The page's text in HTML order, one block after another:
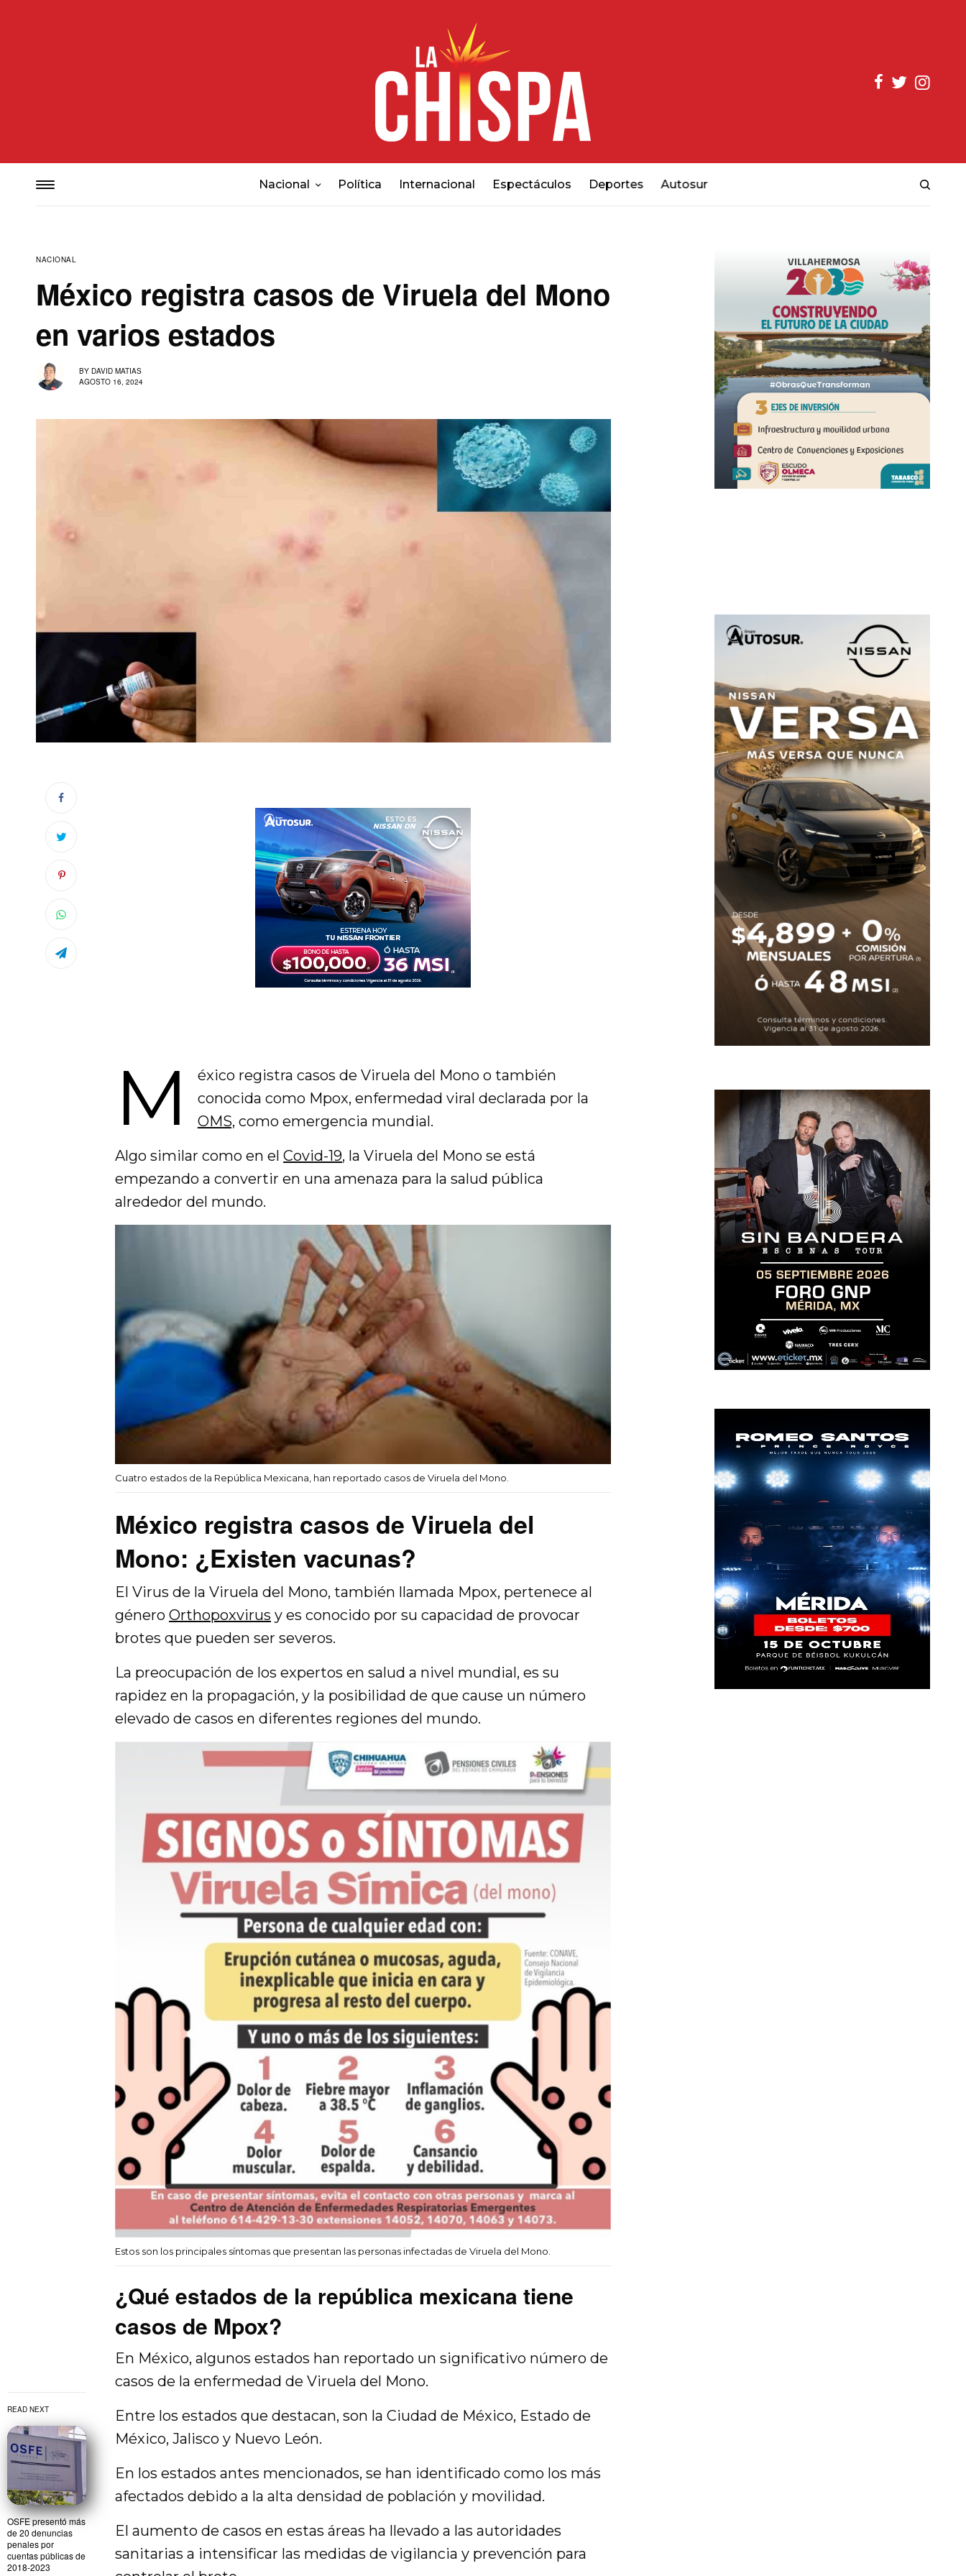
Nacional Política Internacional Espectáculos Deportes Autosur
NACIONAL
México registra casos de Viruela del Mono
en varios estados
BY DAVID MATIAS
AGOSTO 16, 2024
READ NEXT
OSFE presentó más
de 20 denuncias
penales por
cuentas públicas de
2018-2023
M
éxico registra casos de Viruela del Mono o también
conocida como Mpox, enfermedad viral declarada por la
OMS, como emergencia mundial.
Algo similar como en elCovid-19, la Viruela del Mono se está
empezando a convertir en una amenaza para la salud pública
alrededor del mundo.
Cuatro estados de la República Mexicana, han reportado casos de Viruela del Mono.
México registra casos de Viruela del
Mono: ¿Existen vacunas?
El Virus de la Viruela del Mono, también llamada Mpox, pertenece al
géneroOrthopoxvirus y es conocido por su capacidad de provocar
brotes que pueden ser severos.
La preocupación de los expertos en salud a nivel mundial, es su
rapidez en la propagación, y la posibilidad de que cause un número
elevado de casos en diferentes regiones del mundo.
Estos son los principales síntomas que presentan las personas infectadas de Viruela del Mono.
¿Qué estados de la república mexicana tiene
casos de Mpox?
En México, algunos estados han reportado un significativo número de
casos de la enfermedad de Viruela del Mono.
Entre los estados que destacan, son la Ciudad de México, Estado de
México, Jalisco y Nuevo León.
En los estados antes mencionados, se han identificado como los más
afectados debido a la alta densidad de población y movilidad.
El aumento de casos en estas áreas ha llevado a las autoridades
sanitarias a intensificar las medidas de vigilancia y prevención para